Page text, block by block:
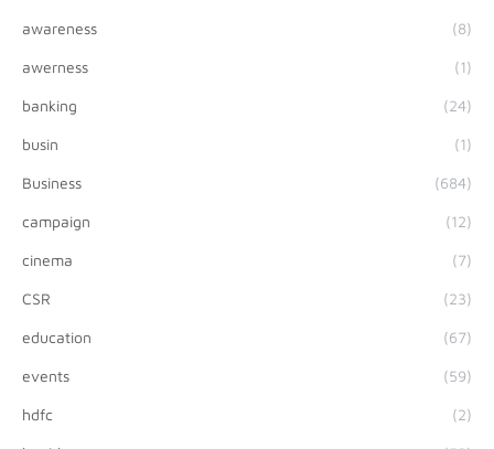
awareness (8)
awerness (1)
banking (24)
busin (1)
Business (684)
campaign (12)
cinema (7)
CSR (23)
education (67)
events (59)
hdfc (2)